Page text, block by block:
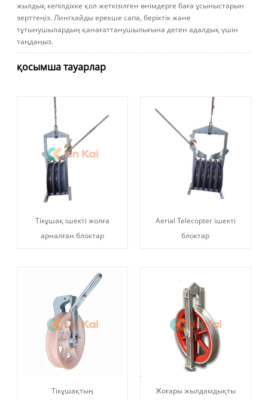
жылдық кепілдікке қол жеткізілген өнімдерге баға ұсыныстарын
зерттеңіз. Лингкайды ерекше сапа, беріктік және
тұтынушылардың қанағаттанушылығына деген адалдық үшін
таңдаңыз.
қосымша тауарлар
Тікұшақ ішекті жолға
арналған блоктар
Aerial Telecopter ішекті
блоктар
Тікұшақтың
Жоғары жылдамдықты